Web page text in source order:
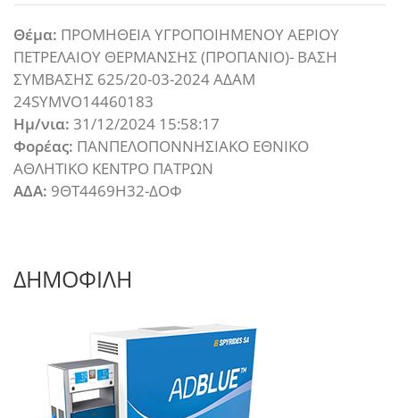
Θέμα: ΠΡΟΜΗΘΕΙΑ ΥΓΡΟΠΟΙΗΜΕΝΟΥ ΑΕΡΙΟΥ
ΠΕΤΡΕΛΑΙΟΥ ΘΕΡΜΑΝΣΗΣ (ΠΡΟΠΑΝΙΟ)- ΒΑΣΗ
ΣΥΜΒΑΣΗΣ 625/20-03-2024 ΑΔΑΜ
24SYMVO14460183
Ημ/νια: 31/12/2024 15:58:17
Φορέας: ΠΑΝΠΕΛΟΠΟΝΝΗΣΙΑΚΟ ΕΘΝΙΚΟ
ΑΘΛΗΤΙΚΟ ΚΕΝΤΡΟ ΠΑΤΡΩΝ
ΑΔΑ: 9ΘΤ4469Η32-ΔΟΦ
ΔΗΜΟΦΙΛΗ